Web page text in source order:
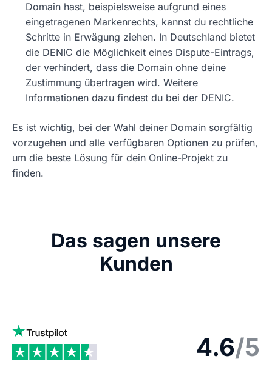
Domain hast, beispielsweise aufgrund eines
eingetragenen Markenrechts, kannst du rechtliche
Schritte in Erwägung ziehen. In Deutschland bietet
die DENIC die Möglichkeit eines Dispute-Eintrags,
der verhindert, dass die Domain ohne deine
Zustimmung übertragen wird. Weitere
Informationen dazu findest du bei der DENIC.
Es ist wichtig, bei der Wahl deiner Domain sorgfältig
vorzugehen und alle verfügbaren Optionen zu prüfen,
um die beste Lösung für dein Online-Projekt zu
finden.
Das sagen unsere
Kunden
4.6/5